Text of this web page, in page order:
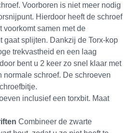
Voorboren is niet meer nodig
Hierdoor heeft de schroef
voorkomt samen met de
gaat splijten. Dankzij de Torx-kop
trekvastheid en een laag
bent u 2 keer zo snel klaar met
normale schroef. De schroeven
inclusief een torxbit. Maat
Combineer de zwarte